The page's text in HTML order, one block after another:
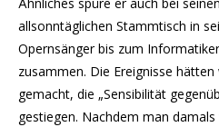
allsonntäglichen Stammtisch in
Opernsänger bis zum
zusammen. Die Ereignisse
gemacht, die „Sensibilität
gestiegen. Nachdem man